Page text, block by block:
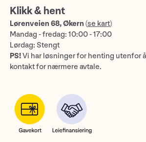
Klikk & hent
Lørenveien 68, Økern (se kart)
Mandag - fredag: 10:00 - 17:00
Lørdag: Stengt
PS!Vi har løsninger for henting utenfor
kontakt for nærmere avtale.